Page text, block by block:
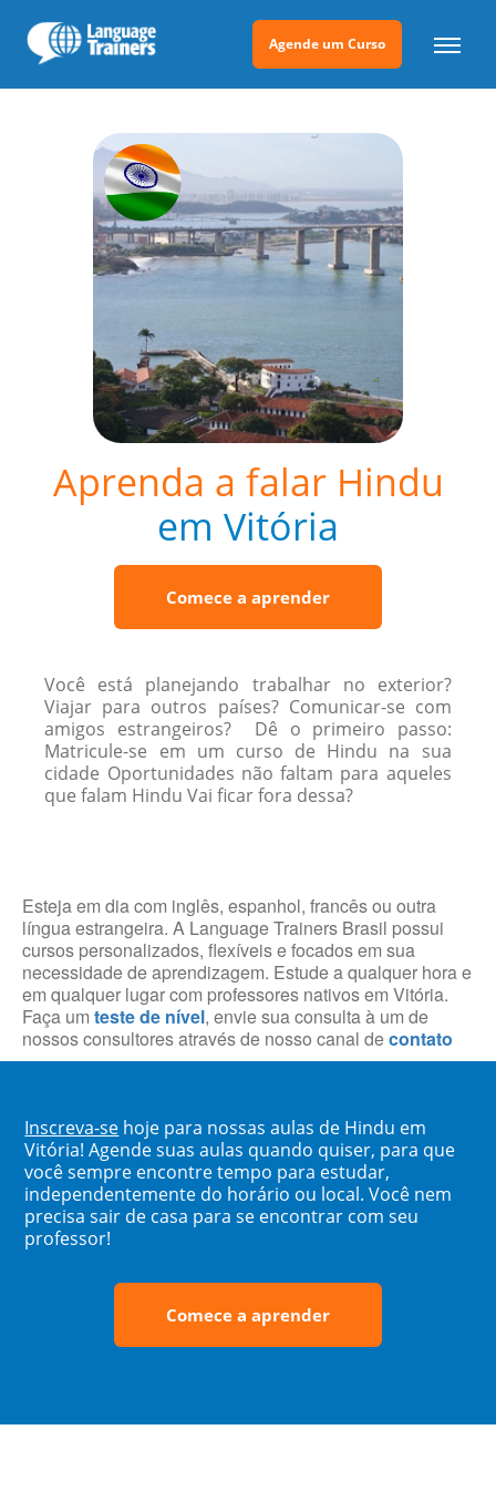
Agende um Curso
Aprenda a falar Hindu
em Vitória
Comece a aprender
Você está planejando trabalhar no exterior?
Viajar para outros países? Comunicar-se com
amigos estrangeiros? Dê o primeiro passo:
Matricule-se em um curso de Hindu na sua
cidade Oportunidades não faltam para aqueles
que falam Hindu Vai ficar fora dessa?
Esteja em dia com inglês, espanhol, francês ou outra
língua estrangeira. A Language Trainers Brasil possui
cursos personalizados, flexíveis e focados em sua
necessidade de aprendizagem. Estude a qualquer hora e
em qualquer lugar com professores nativos em Vitória.
Faça um teste de nível, envie sua consulta à um de
nossos consultores através de nosso canal decontato
Inscreva-se hoje para nossas aulas de Hindu em
Vitória! Agende suas aulas quando quiser, para que
você sempre encontre tempo para estudar,
independentemente do horário ou local. Você nem
precisa sair de casa para se encontrar com seu
professor!
Comece a aprender